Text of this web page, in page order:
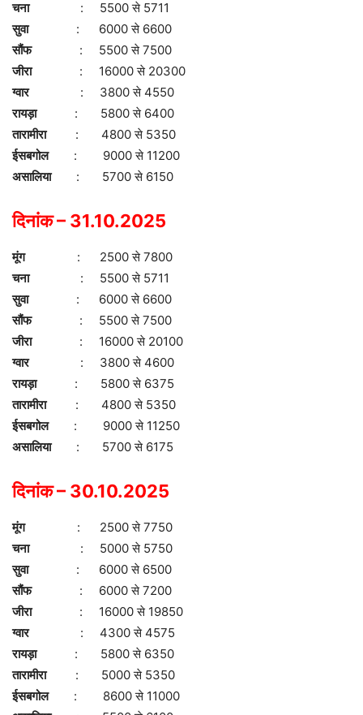
चना : 5500 से 5711
सुवा : 6000 से 6600
सौंफ
: 5500 से 7500
जीरा : 16000 से 20300
ग्वार
: 3800 से 4550
रायड़ा : 5800 से 6400
तारामीरा: 4800 से 5350
ईसबगोल
: 9000 से 11200
असालिया : 5700 से 6150
दिनांक – 31.10.2025
मूंग: 2500 से 7800
चना : 5500 से 5711
सुवा : 6000 से 6600
सौंफ
: 5500 से 7500
जीरा : 16000 से 20100
ग्वार
: 3800 से 4600
रायड़ा : 5800 से 6375
तारामीरा: 4800 से 5350
ईसबगोल
: 9000 से 11250
असालिया : 5700 से 6175
दिनांक – 30.10.2025
मूंग: 2500 से 7750
चना : 5000 से 5750
सुवा : 6000 से 6500
सौंफ
: 6000 से 7200
जीरा : 16000 से 19850
ग्वार
: 4300 से 4575
रायड़ा : 5800 से 6350
तारामीरा: 5000 से 5350
ईसबगोल
: 8600 से 11000